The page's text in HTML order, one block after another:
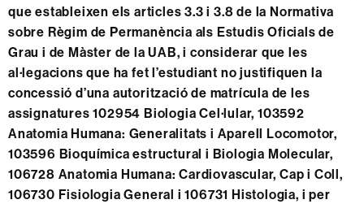
que estableixen els articles 3.3 i 3.8 de la Normativa
sobre Règim de Permanència als Estudis Oficials de
Grau i de Màster de la UAB, i considerar que les
al·legacions que ha fet l’estudiant no justifiquen la
concessió d’una autorització de matrícula de les
assignatures 102954 Biologia Cel·lular, 103592
Anatomia Humana: Generalitats i Aparell Locomotor,
103596 Bioquímica estructural i Biologia Molecular,
106728 Anatomia Humana: Cardiovascular, Cap i Coll,
106730 Fisiologia General i 106731 Histologia, i per